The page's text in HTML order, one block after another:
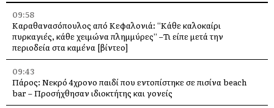
09:58
Καραθανασόπουλος από Κεφαλονιά: “Κάθε καλοκαίρι
πυρκαγιές, κάθε χειμώνα πλημμύρες” –Τι είπε μετά την
περιοδεία στα καμένα [βίντεο]
09:43
Πάρος: Νεκρό 4χρονο παιδί που εντοπίστηκε σε πισίνα beach
bar – Προσήχθησαν ιδιοκτήτης και γονείς